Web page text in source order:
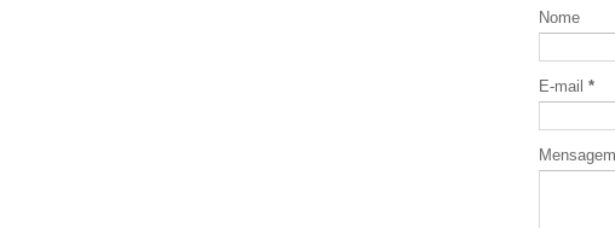
Nome
E-mail *
Mensagem